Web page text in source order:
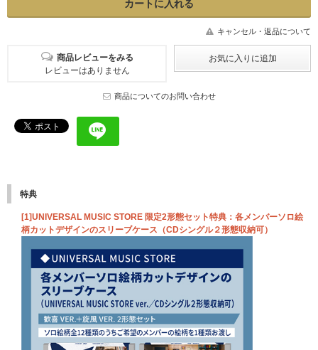
キャンセル・返品について
商品レビューをみる
レビューはありません
商品についてのお問い合わせ
特典
[1]UNIVERSAL MUSIC STORE 限定2形態セット特典：各メンバーソロ絵
柄カットデザインのスリーブケース（CDシングル２形態収納可）